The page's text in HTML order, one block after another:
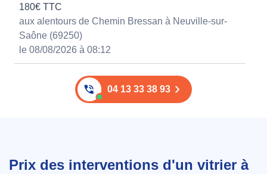
180€ TTC
aux alentours de Chemin Bressan à Neuville-sur-
Saône (69250)
le 08/08/2026 à 08:12
04 13 33 38 93
Prix des interventions d'un vitrier à